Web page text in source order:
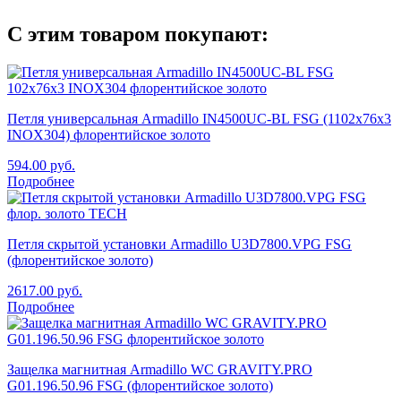
С этим товаром покупают:
Петля универсальная Armadillo IN4500UC-BL FSG (1102x76x3
INOX304) флорентийское золото
594.00 руб.
Подробнее
Петля скрытой установки Armadillo U3D7800.VPG FSG
(флорентийское золото)
2617.00 руб.
Подробнее
Защелка магнитная Armadillo WC GRAVITY.PRO
G01.196.50.96 FSG (флорентийское золото)